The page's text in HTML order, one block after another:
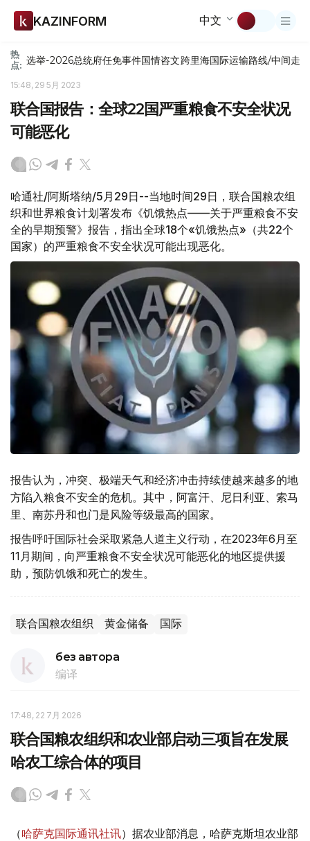
KAZINFORM 中文
热
点: 选举-2026总统府任免事件国情咨文跨里海国际运输路线/中间走廊
15:48, 29 5月 2023
联合国报告：全球22国严重粮食不安全状况
可能恶化
哈通社/阿斯塔纳/5月29日--当地时间29日，联合国粮农组
织和世界粮食计划署发布《饥饿热点——关于严重粮食不安
全的早期预警》报告，指出全球18个«饥饿热点»（共22个
国家）的严重粮食不安全状况可能出现恶化。
报告认为，冲突、极端天气和经济冲击持续使越来越多的地
方陷入粮食不安全的危机。其中，阿富汗、尼日利亚、索马
里、南苏丹和也门是风险等级最高的国家。
报告呼吁国际社会采取紧急人道主义行动，在2023年6月至
11月期间，向严重粮食不安全状况可能恶化的地区提供援
助，预防饥饿和死亡的发生。
联合国粮农组织 黄金储备 国际
без автора
编译
17:48, 22 7月 2026
联合国粮农组织和农业部启动三项旨在发展
哈农工综合体的项目
（哈萨克国际通讯社讯）据农业部消息，哈萨克斯坦农业部